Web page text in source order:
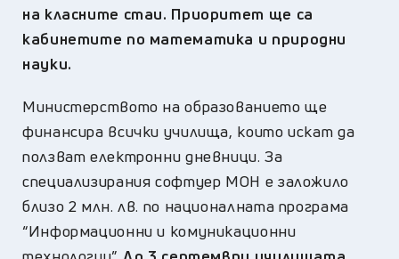
на класните стаи. Приоритет ще са
кабинетите по математика и природни
науки.
Министерството на образованието ще
финансира всички училища, които искат да
ползват електронни дневници. За
специализирания софтуер МОН е заложило
близо 2 млн. лв. по националната програма
“Информационни и комуникационни